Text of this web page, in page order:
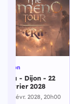
Dijon
Era - Dijon - 22
février 2028
22 févr. 2028, 20h00